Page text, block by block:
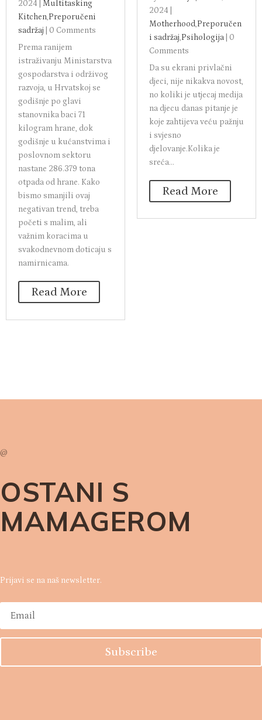
2024
Multitasking
Kitchen,Preporučeni
sadržaj
0 Comments
Prema ranijem
istraživanju Ministarstva
gospodarstva i održivog
razvoja, u Hrvatskoj se
godišnje po glavi
stanovnika baci 71
kilogram hrane, dok
godišnje u kućanstvima i
poslovnom sektoru
nastane 286.379 tona
otpada od hrane. Kako
bismo smanjili ovaj
negativan trend, treba
početi s malim, ali
važnim koracima u
svakodnevnom doticaju s
namirnicama.
Read More
2024
Motherhood,Preporučen
i sadržaj,Psihologija
0
Comments
Da su ekrani privlačni
djeci, nije nikakva novost,
no koliki je utjecaj medija
na djecu danas pitanje je
koje zahtijeva veću pažnju
i svjesno
djelovanje.Kolika je
sreća...
Read More
@
OSTANI S
MAMAGEROM
Prijavi se na naš newsletter.
Subscribe